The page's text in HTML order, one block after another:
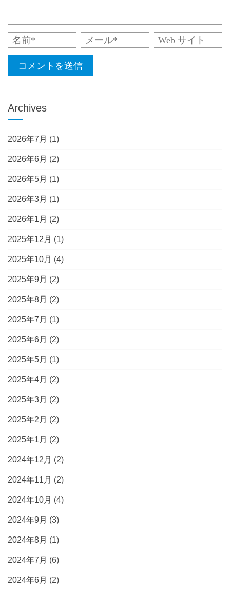
Archives
2026年7月 (1)
2026年6月 (2)
2026年5月 (1)
2026年3月 (1)
2026年1月 (2)
2025年12月 (1)
2025年10月 (4)
2025年9月 (2)
2025年8月 (2)
2025年7月 (1)
2025年6月 (2)
2025年5月 (1)
2025年4月 (2)
2025年3月 (2)
2025年2月 (2)
2025年1月 (2)
2024年12月 (2)
2024年11月 (2)
2024年10月 (4)
2024年9月 (3)
2024年8月 (1)
2024年7月 (6)
2024年6月 (2)